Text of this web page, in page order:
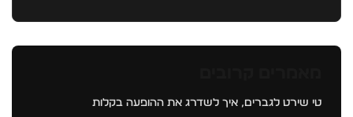
טי שירט לגברים, איך לשדרג את ההופעה בקלות